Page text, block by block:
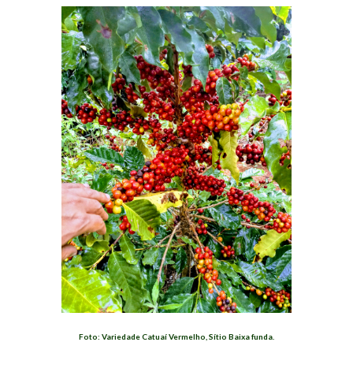
Foto: Variedade Catuaí Vermelho, Sítio Baixa funda.